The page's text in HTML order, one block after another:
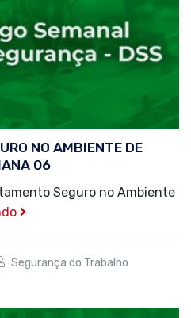
NO AMBIENTE DE
06
Seguro no Ambiente
Segurança do Trabalho